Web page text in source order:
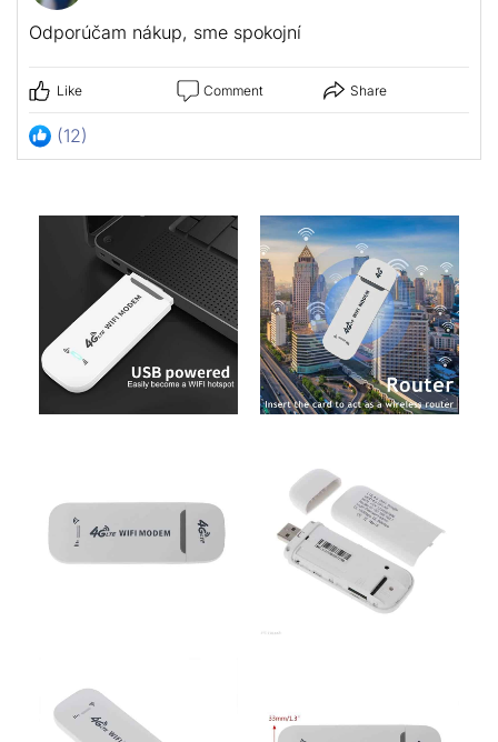
Odporúčam nákup, sme spokojní
Like Comment Share
(12)